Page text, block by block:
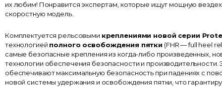
их любим! Понравится экспертам, которые ищут мощную
скоростную модель.
Комплектуется рельсовыми креплениями новой серии
технологией полного освобождения пятки (FHR — full heel
самые безопасные крепления из когда-либо произведенных,
технологии обеспечения безопасности и производительности.
обеспечивают максимальную безопасность при падениях с
новой системы удержания и освобождения пятки, что